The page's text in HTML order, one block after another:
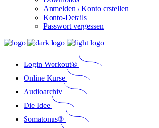
Anmelden / Konto erstellen
Konto-Details
Passwort vergessen
Login Workout®
Online Kurse
Audioarchiv
Die Idee
Somatonus®